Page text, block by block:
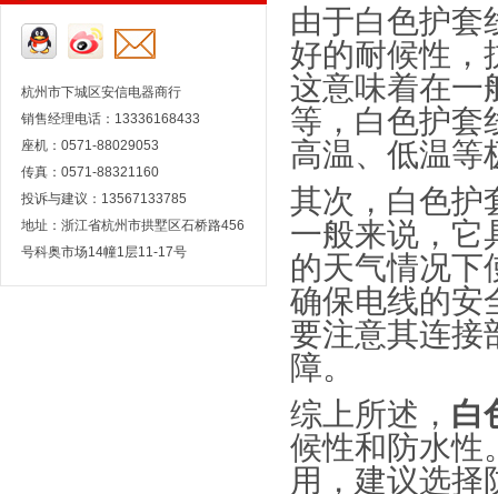
杭州市下城区安信电器商行
销售经理电话：13336168433
座机：0571-88029053
传真：0571-88321160
投诉与建议：13567133785
地址：浙江省杭州市拱墅区石桥路456
号科奥市场14幢1层11-17号
由于白色护套
好的耐候性，
这意味着在一
等，白色护套
高温、低温等
其次，白色护
一般来说，它
的天气情况下
确保电线的安
要注意其连接
障。
综上所述， 白
候性和防水性
用，建议选择